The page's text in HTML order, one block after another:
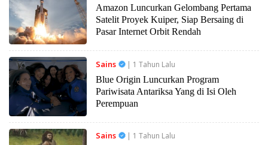
Amazon Luncurkan Gelombang Pertama
Satelit Proyek Kuiper, Siap Bersaing di
Pasar Internet Orbit Rendah
Sains
| 1 Tahun Lalu
Blue Origin Luncurkan Program
Pariwisata Antariksa Yang di Isi Oleh
Perempuan
Sains
| 1 Tahun Lalu